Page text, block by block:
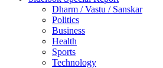
Dharm / Vastu / Sanskar
Politics
Business
Health
Sports
Technology